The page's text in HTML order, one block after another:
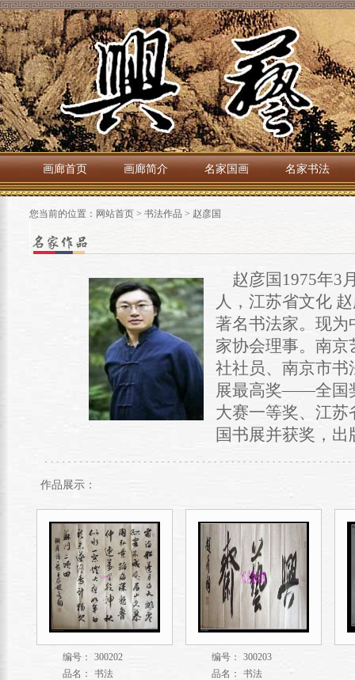
画廊首页 画廊简介 名家国画 名家书法
您当前的位置： 网站首页 > 书法作品 > 赵彦国
赵彦国1975年3
人，江苏省文化
著名书法家。现为
家协会理事。南
社社员、南京市书
展最高奖——全国
大赛一等奖、江
国书展并获奖，
作品展示：
编号：
300202
品名：
书法
编号：
300203
品名：
书法